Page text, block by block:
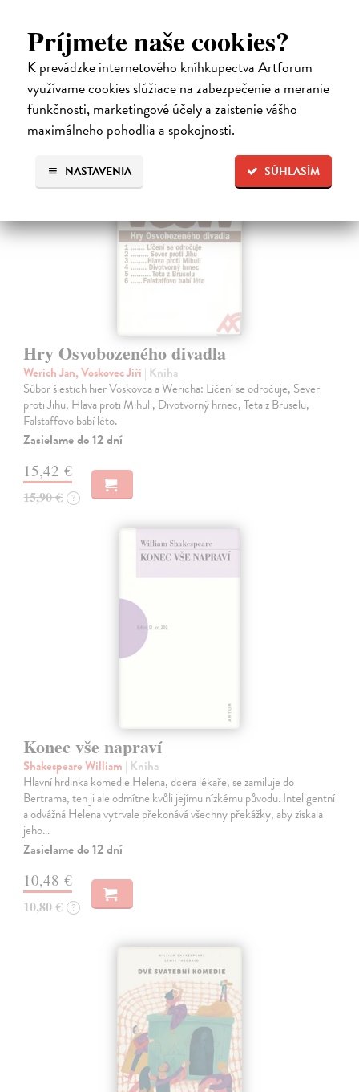
Príjmete naše cookies?
K prevádzke internetového kníhkupectva Artforum
využívame cookies slúžiace na zabezpečenie a meranie
funkčnosti, marketingové účely a zaistenie vášho
maximálneho pohodlia a spokojnosti.
SÚHLASÍM
NASTAVENIA
Zasielame do 12 dní
15,04 €
15,50 €
Hry Osvobozeného divadla
Werich Jan, Voskovec Jiří | Kniha
Súbor šiestich hier Voskovca a Wericha: Líčení se odročuje, Sever
proti Jihu, Hlava proti Mihuli, Divotvorný hrnec, Teta z Bruselu,
Falstaffovo babí léto.
Zasielame do 12 dní
15,42 €
15,90 € ?
Konec vše napraví
Shakespeare William | Kniha
Hlavní hrdinka komedie Helena, dcera lékaře, se zamiluje do
Bertrama, ten ji ale odmítne kvůli jejímu nízkému původu. Inteligentní
a odvážná Helena vytrvale překonává všechny překážky, aby získala
jeho…
Zasielame do 12 dní
10,48 €
10,80 € ?